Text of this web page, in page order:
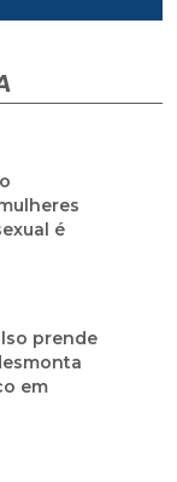
é
prende
em